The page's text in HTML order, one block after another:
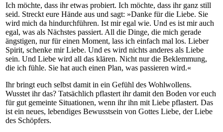
Ich möchte, dass ihr etwas probiert. Ich möchte, dass ihr ganz still
seid. Streckt eure Hände aus und sagt: »Danke für die Liebe. Sie
wird mich da hindurchführen. Ist mir egal wie. Und es ist mir auch
egal, was als Nächstes passiert. All die Dinge, die mich gerade
ängstigen, nur für einen Moment, lass ich einfach mal los. Lieber
Spirit, schenke mir Liebe. Und es wird nichts anderes als Liebe
sein. Und Liebe wird all das klären. Nicht nur die Beklemmung,
die ich fühle. Sie hat auch einen Plan, was passieren wird.«
Ihr bringt euch selbst damit in ein Gefühl des Wohlwollens.
Wusstet ihr das? Tatsächlich pflastert ihr damit den Boden vor euch
für gut gemeinte Situationen, wenn ihr ihn mit Liebe pflastert. Das
ist ein neues, lebendiges Bewusstsein von Gottes Liebe, der Liebe
des Schöpfers.